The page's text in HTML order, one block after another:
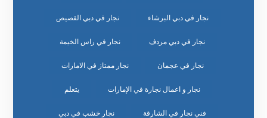
نجار في دبي البرشاء نجار في دبي القصيص
نجار في دبي مردف نجار في راس الخيمة
نجار في عجمان نجار ممتاز في الامارات
نجار و اعمال نجارة في الإمارات يتعلم
‏نجار خشب في دبي